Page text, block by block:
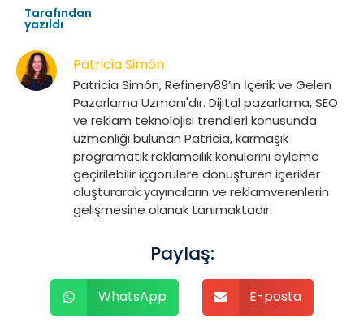
Tarafından
yazıldı
Patricia Simón
Patricia Simón, Refinery89’in İçerik ve Gelen
Pazarlama Uzmanı'dır. Dijital pazarlama, SEO
ve reklam teknolojisi trendleri konusunda
uzmanlığı bulunan Patricia, karmaşık
programatik reklamcılık konularını eyleme
geçirilebilir içgörülere dönüştüren içerikler
oluşturarak yayıncıların ve reklamverenlerin
gelişmesine olanak tanımaktadır.
Paylaş:
WhatsApp E-posta